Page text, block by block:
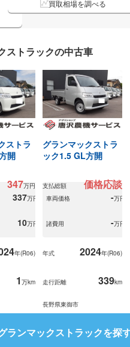
買取相場を調べる
ストラックの中古車
ストラ
開
347万円
337万円
10万円
年(R06)
1 万km
グランマックストラ
ック1.5 GL方開
支払総額 価格応談
車両価格 -万円
諸費用 -万円
年式 2024年(R06)
走行距離 339km
長野県東御市
ランマックストラックを探